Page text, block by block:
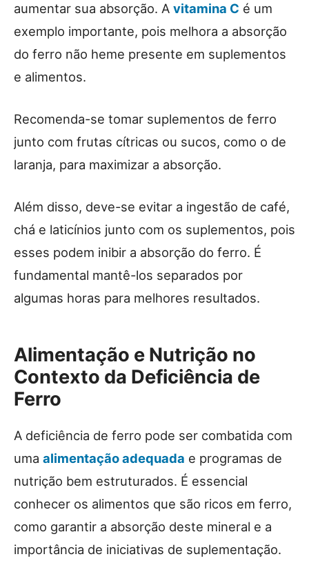
aumentar sua absorção. A vitamina C é um
exemplo importante, pois melhora a absorção
do ferro não heme presente em suplementos
e alimentos.
Recomenda-se tomar suplementos de ferro
junto com frutas cítricas ou sucos, como o de
laranja, para maximizar a absorção.
Além disso, deve-se evitar a ingestão de café,
chá e laticínios junto com os suplementos, pois
esses podem inibir a absorção do ferro. É
fundamental mantê-los separados por
algumas horas para melhores resultados.
Alimentação e Nutrição no
Contexto da Deficiência de
Ferro
A deficiência de ferro pode ser combatida com
uma alimentação adequada e programas de
nutrição bem estruturados. É essencial
conhecer os alimentos que são ricos em ferro,
como garantir a absorção deste mineral e a
importância de iniciativas de suplementação.